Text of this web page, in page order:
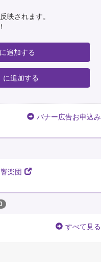
映されます。
追加する
に追加する
バナー広告お申込み
楽団
すべて見る